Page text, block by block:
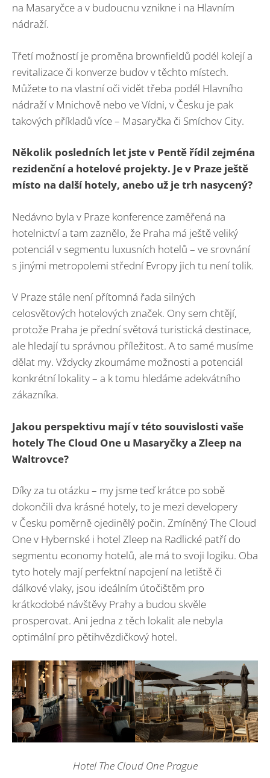
na Masaryčce a v budoucnu vznikne i na Hlavním
nádraží.
Třetí možností je proměna brownfieldů podél kolejí a
revitalizace či konverze budov v těchto místech.
Můžete to na vlastní oči vidět třeba podél Hlavního
nádraží v Mnichově nebo ve Vídni, v Česku je pak
takových příkladů více – Masaryčka či Smíchov City.
Několik posledních let jste v Pentě řídil zejména
rezidenční a hotelové projekty. Je v Praze ještě
místo na další hotely, anebo už je trh nasycený?
Nedávno byla v Praze konference zaměřená na
hotelnictví a tam zaznělo, že Praha má ještě veliký
potenciál v segmentu luxusních hotelů – ve srovnání
s jinými metropolemi střední Evropy jich tu není tolik.
V Praze stále není přítomná řada silných
celosvětových hotelových značek. Ony sem chtějí,
protože Praha je přední světová turistická destinace,
ale hledají tu správnou příležitost. A to samé musíme
dělat my. Vždycky zkoumáme možnosti a potenciál
konkrétní lokality – a k tomu hledáme adekvátního
zákazníka.
Jakou perspektivu mají v této souvislosti vaše
hotely The Cloud One u Masaryčky a Zleep na
Waltrovce?
Díky za tu otázku – my jsme teď krátce po sobě
dokončili dva krásné hotely, to je mezi developery
v Česku poměrně ojedinělý počin. Zmíněný The Cloud
One v Hybernské i hotel Zleep na Radlické patří do
segmentu economy hotelů, ale má to svoji logiku. Oba
tyto hotely mají perfektní napojení na letiště či
dálkové vlaky, jsou ideálním útočištěm pro
krátkodobé návštěvy Prahy a budou skvěle
prosperovat. Ani jedna z těch lokalit ale nebyla
optimální pro pětihvězdičkový hotel.
Hotel The Cloud One Prague